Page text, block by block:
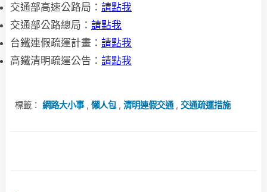
交通部高速公路局： 請點我
交通部公路總局： 請點我
台鐵連假疏運計畫： 請點我
高鐵清明疏運公告： 請點我
標籤： 網路大小事, 懶人包, 清明連假交通 , 交通疏運措施